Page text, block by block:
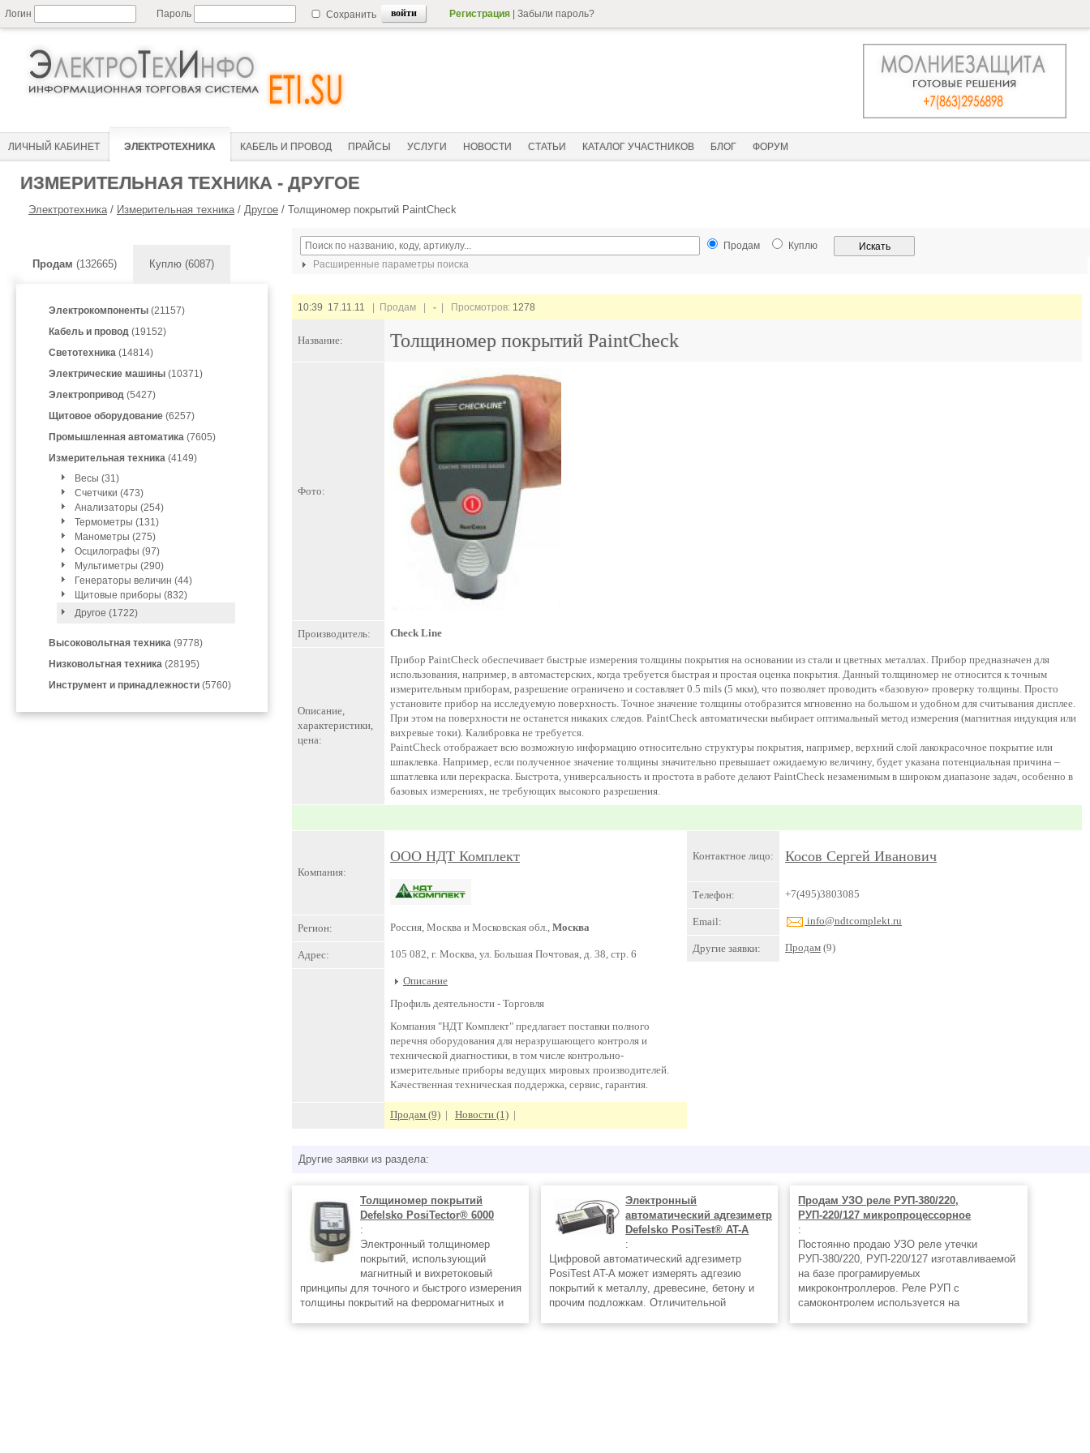
Логин Пароль Сохранить Регистрация Забыли пароль?
ЛИЧНЫЙ КАБИНЕТ ЭЛЕКТРОТЕХНИКА КАБЕЛЬ И ПРОВОД ПРАЙСЫ УСЛУГИ НОВОСТИ СТАТЬИ КАТАЛОГ УЧАСТНИКОВ БЛОГ ФОРУМ
ИЗМЕРИТЕЛЬНАЯ ТЕХНИКА - ДРУГОЕ
Электротехника/ Измерительная техника/ Другое / Толщиномер покрытий PaintCheck
Продам (132665) Куплю (6087)
Электрокомпоненты (21157)
Кабель и провод (19152)
Светотехника (14814)
Электрические машины (10371)
Электропривод (5427)
Щитовое оборудование (6257)
Промышленная автоматика (7605)
Измерительная техника (4149)
Весы (31)
Счетчики (473)
Анализаторы (254)
Термометры (131)
Манометры (275)
Осцилографы (97)
Мультиметры (290)
Генераторы величин (44)
Щитовые приборы (832)
Другое (1722)
Высоковольтная техника (9778)
Низковольтная техника (28195)
Инструмент и принадлежности (5760)
Продам
Куплю
Расширенные параметры поиска
10:39 17.11.11 | Продам | - | Просмотров: 1278
Название: Толщиномер покрытий PaintCheck
Фото:
Производитель: Check Line
Описание,
характеристики,
цена:
Прибор PaintCheck обеспечивает быстрые измерения толщины покрытия на основании из стали и цветных металлах. Прибор предназначен для
использования, например, в автомастерских, когда требуется быстрая и простая оценка покрытия. Данный толщиномер не относится к точным
измерительным приборам, разрешение ограничено и составляет 0.5 mils (5 мкм), что позволяет проводить «базовую» проверку толщины. Просто
установите прибор на исследуемую поверхность. Точное значение толщины отобразится мгновенно на большом и удобном для считывания дисплее.
При этом на поверхности не останется никаких следов. PaintCheck автоматически выбирает оптимальный метод измерения (магнитная индукция или
вихревые токи). Калибровка не требуется.
PaintCheck отображает всю возможную информацию относительно структуры покрытия, например, верхний слой лакокрасочное покрытие или
шпаклевка. Например, если полученное значение толщины значительно превышает ожидаемую величину, будет указана потенциальная причина –
шпатлевка или перекраска. Быстрота, универсальность и простота в работе делают PaintCheck незаменимым в широком диапазоне задач, особенно в
базовых измерениях, не требующих высокого разрешения.
Компания:
ООО НДТ Комплект
Регион: Россия, Москва и Московская обл., Москва
Адрес: 105 082, г. Москва, ул. Большая Почтовая, д. 38, стр. 6
Описание
Профиль деятельности - Торговля
Компания "НДТ Комплект" предлагает поставки полного
перечня оборудования для неразрушающего контроля и
технической диагностики, в том числе контрольно-
измерительные приборы ведущих мировых производителей.
Качественная техническая поддержка, сервис, гарантия.
Продам (9) | Новости (1) |
Контактное лицо: Косов Сергей Иванович
Телефон: +7(495)3803085
Email: info@ndtcomplekt.ru
Другие заявки: Продам (9)
Другие заявки из раздела:
Толщиномер покрытий
Defelsko PosiTector® 6000
:
Электронный толщиномер
покрытий, использующий
магнитный и вихретоковый
принципы для точного и быстрого измерения
толщины покрытий на ферромагнитных и
Электронный
автоматический адгезиметр
Defelsko PosiTest® AT-A
:
Цифровой автоматический адгезиметр
PosiTest AT-A может измерять адгезию
покрытий к металлу, древесине, бетону и
прочим подложкам. Отличительной
Продам УЗО реле РУП-380/220,
РУП-220/127 микропроцессорное
:
Постоянно продаю УЗО реле утечки
РУП-380/220, РУП-220/127 изготавливаемой
на базе програмируемых
микроконтроллеров. Реле РУП с
самоконтролем используется на